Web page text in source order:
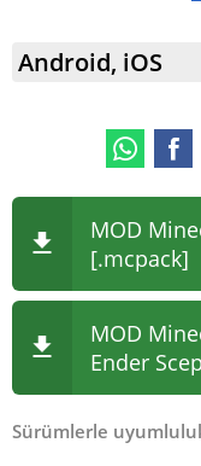
Android, iOS
MOD
[.mcpack]
MOD
Ender
Sürümlerle